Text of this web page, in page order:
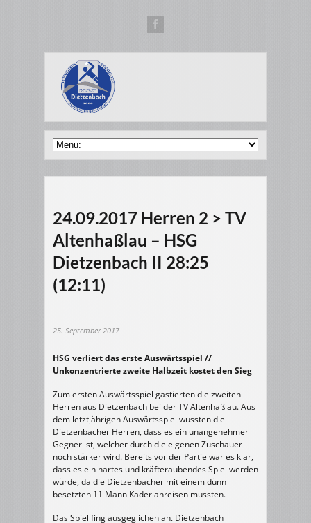
24.09.2017 Herren 2 > TV
Altenhaßlau – HSG
Dietzenbach II 28:25
(12:11)
25. September 2017
HSG verliert das erste Auswärtsspiel //
Unkonzentrierte zweite Halbzeit kostet den Sieg
Zum ersten Auswärtsspiel gastierten die zweiten
Herren aus Dietzenbach bei der TV Altenhaßlau. Aus
dem letztjährigen Auswärtsspiel wussten die
Dietzenbacher Herren, dass es ein unangenehmer
Gegner ist, welcher durch die eigenen Zuschauer
noch stärker wird. Bereits vor der Partie war es klar,
dass es ein hartes und kräfteraubendes Spiel werden
würde, da die Dietzenbacher mit einem dünn
besetzten 11 Mann Kader anreisen mussten.
Das Spiel fing ausgeglichen an. Dietzenbach